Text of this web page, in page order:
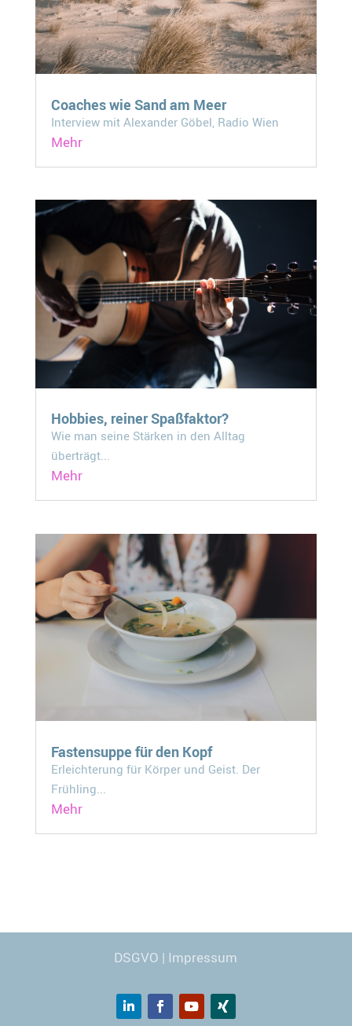
Coaches wie Sand am Meer
Interview mit Alexander Göbel, Radio Wien
Mehr
Hobbies, reiner Spaßfaktor?
Wie man seine Stärken in den Alltag
überträgt...
Mehr
Fastensuppe für den Kopf
Erleichterung für Körper und Geist. Der
Frühling...
Mehr
DSGVO | Impressum